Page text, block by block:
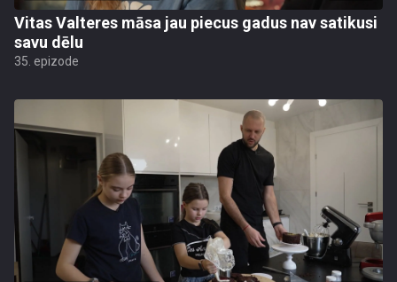
Vitas Valteres māsa jau piecus gadus nav satikusi
savu dēlu
35. epizode